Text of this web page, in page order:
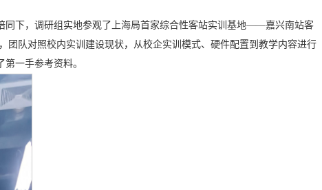
同下，调研组实地参观了上海局首家综合性客站实训基地——嘉兴南站客
队对照校内实训建设现状，从校企实训模式、硬件配置到教学内容进行
一手参考资料。